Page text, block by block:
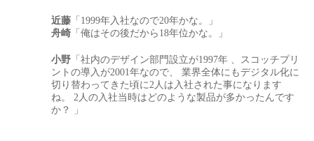
近藤 「1999年入社なので20年かな。」
舟崎 「俺はその後だから18年位かな。」
小野 「社内のデザイン部門設立が1997年 、スコッチプリ
ントの導入が2001年なので、 業界全体にもデジタル化に
切り替わってきた頃に2人は入社された事になります
ね。 2人の入社当時はどのような製品が多かったんです
か？ 」